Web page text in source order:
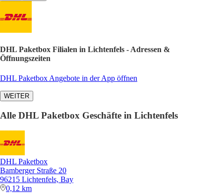
DHL Paketbox Filialen in Lichtenfels - Adressen &
Öffnungszeiten
DHL Paketbox Angebote in der App öffnen
WEITER
Alle DHL Paketbox Geschäfte in Lichtenfels
DHL Paketbox
Bamberger Straße 20
96215 Lichtenfels, Bay
0,12 km